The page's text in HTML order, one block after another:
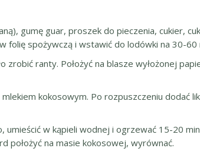
gumę guar, proszek do pieczenia, cukier,
folię spożywczą i wstawić do lodówki na 30-60
zrobić ranty. Położyć na blasze wyłożonej
kokosowym. Po rozpuszczeniu dodać
umieścić w kąpieli wodnej i ogrzewać 15-20
położyć na masie kokosowej, wyrównać.